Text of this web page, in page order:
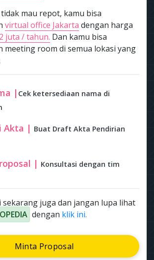
mau repot, kamu bisa
virtual office Jakarta dengan harga
juta / tahun. Dan kamu bisa
meeting room di semua lokasi yang
| Cek ketersediaan nama di
Akta | Buat Draft Akta Pendirian
| Konsultasi dengan tim
sekarang juga dan jangan lupa lihat
dengan klik ini.
Minta Proposal